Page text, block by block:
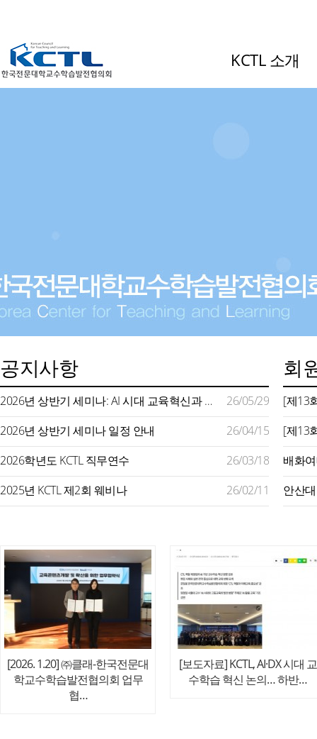
KCTL 소개
공지사항
2026년 상반기 세미나: AI 시대 교육혁신과 미래형 교수학습 지원
26/05/29
2026년 상반기 세미나 일정 안내
26/04/15
2026학년도 KCTL 직무연수
26/03/18
2025년 KCTL 제2회 웨비나
26/02/11
회
[2026. 1.20] ㈜클래-한국전문대
학교수학습발전협의회 업무
협…
[보도자료] KCTL, AI·DX 시대 교
수학습 혁신 논의… 하반…